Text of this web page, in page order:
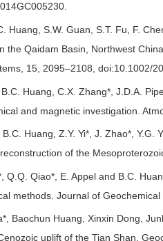
Huang, S.W. Guan, S.T. Fu, F.
the Qaidam Basin, Northwest
15, 2095–2108, doi:10.1002/
Huang, C.X. Zhang*, J.D.A.
and magnetic investigation.
Huang, Z.Y. Yi*, J. Zhao*,
of the
Q.Q. Qiao*, E. Appel and B.C.
methods. Journal of
Baochun Huang, Xinxin Dong,
uplift of the Tian Shan.